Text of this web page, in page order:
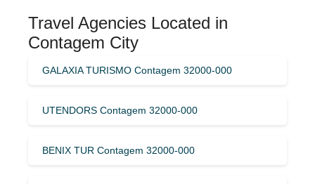
Travel Agencies Located in
Contagem City
GALAXIA TURISMO Contagem 32000-000
UTENDORS Contagem 32000-000
BENIX TUR Contagem 32000-000